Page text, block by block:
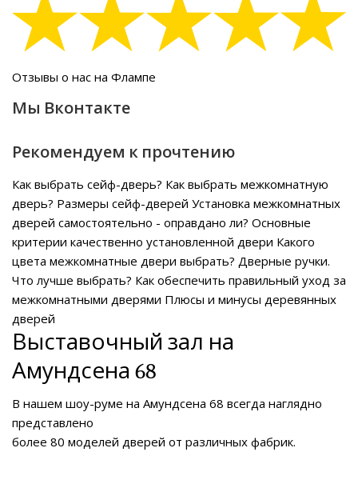
Отзывы о нас на Флампе
Мы Вконтакте
Рекомендуем к прочтению
Как выбрать сейф-дверь? Как выбрать межкомнатную
дверь? Размеры сейф-дверей Установка межкомнатных
дверей самостоятельно - оправдано ли? Основные
критерии качественно установленной двери Какого
цвета межкомнатные двери выбрать? Дверные ручки.
Что лучше выбрать? Как обеспечить правильный уход за
межкомнатными дверями Плюсы и минусы деревянных
дверей
Выставочный зал на
Амундсена 68
В нашем шоу-руме на Амундсена 68 всегда наглядно
представлено
более 80 моделей дверей от различных фабрик.